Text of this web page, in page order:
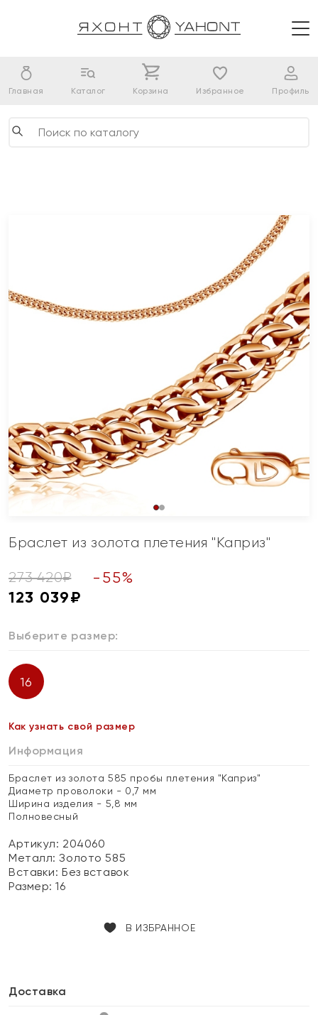
Главная Каталог Корзина Избранное Профиль
Браслет из золота плетения "Каприз"
273 420₽ - 55%
123 039₽
Выберите размер:
16
Как узнать свой размер
Информация
Браслет из золота 585 пробы плетения "Каприз"
Диаметр проволоки - 0,7 мм
Ширина изделия - 5,8 мм
Полновесный
Артикул: 204060
Металл:Золото 585
Вставки:Без вставок
Размер:16
В ИЗБРАННОЕ
Доставка